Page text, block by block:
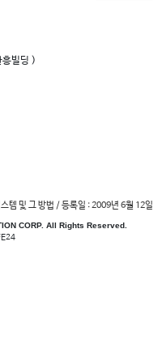
빌딩 )
템 및 그 방법 / 등록일 : 2009년 6월 12일
CORP. All Rights Reserved.